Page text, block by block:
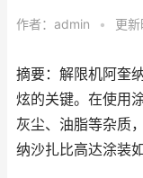
作者： admin • 更
摘要：解限机阿奎
炫的关键。在使用
灰尘、油脂等杂质
纳沙扎比高达涂装